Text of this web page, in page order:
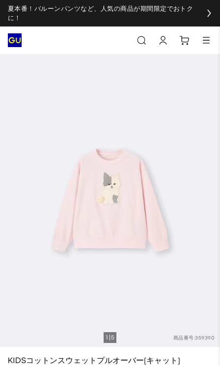
夏本番！バルーンパンツなど、人気の商品が期間限定でおトク
に！
商品番号:359390
1 5
KIDSコットンスウェットプルオーバー(キャット)